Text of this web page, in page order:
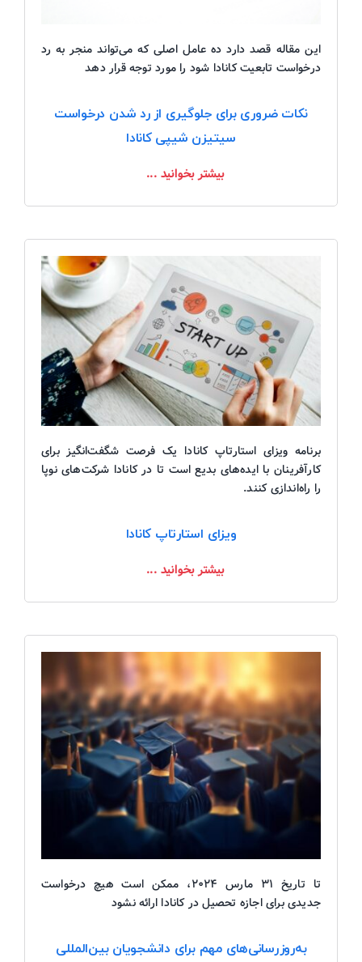
این مقاله قصد دارد ده عامل اصلی که می‌تواند منجر به رد
درخواست تابعیت کانادا شود را مورد توجه قرار دهد
نکات ضروری برای جلوگیری از رد شدن درخواست‌
سیتیزن شیپی کانادا
بیشتر بخوانید ...
برنامه ویزای استارتاپ کانادا یک فرصت شگفت‌انگیز برای
کارآفرینان با ایده‌های بدیع است تا در کانادا شرکت‌های نوپا
را راه‌اندازی کنند.
ویزای استارتاپ کانادا
بیشتر بخوانید ...
تا تاریخ ۳۱ مارس ۲۰۲۴، ممکن است هیچ درخواست
جدیدی برای اجازه تحصیل در کانادا ارائه نشود
به‌روزرسانی‌های مهم برای دانشجویان بین‌المللی